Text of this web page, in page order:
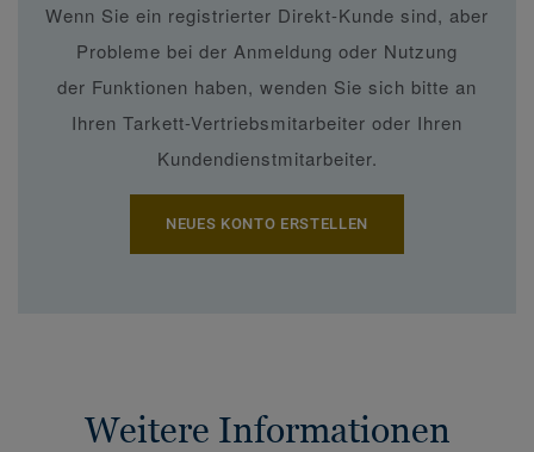
Wenn Sie ein registrierter Direkt-Kunde sind, aber
Probleme bei der Anmeldung oder Nutzung
der Funktionen haben, wenden Sie sich bitte an
Ihren Tarkett-Vertriebsmitarbeiter oder Ihren
Kundendienstmitarbeiter.
NEUES KONTO ERSTELLEN
Weitere Informationen